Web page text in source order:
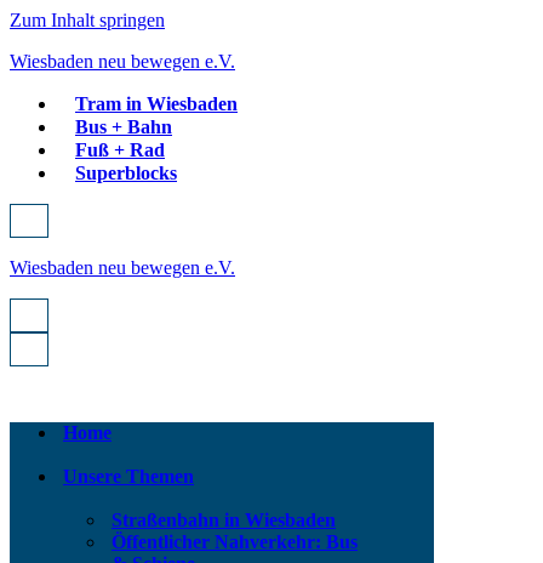
Zum Inhalt springen
Wiesbaden neu bewegen e.V.
Tram in Wiesbaden
Bus + Bahn
Fuß + Rad
Superblocks
Navigationsmenü
Wiesbaden neu bewegen e.V.
Navigationsmenü
Navigationsmenü
Home
Unsere Themen
Straßenbahn in Wiesbaden
Öffentlicher Nahverkehr: Bus